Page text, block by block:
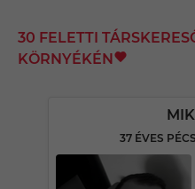
30 FELETTI
KÖRNYÉKÉN
37 ÉVES